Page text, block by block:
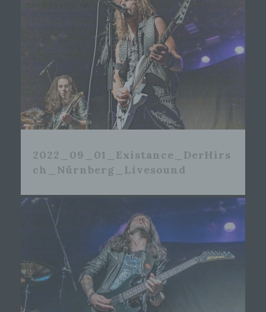
2022_09_01_Existance_DerHirs
ch_Nürnberg_Livesound